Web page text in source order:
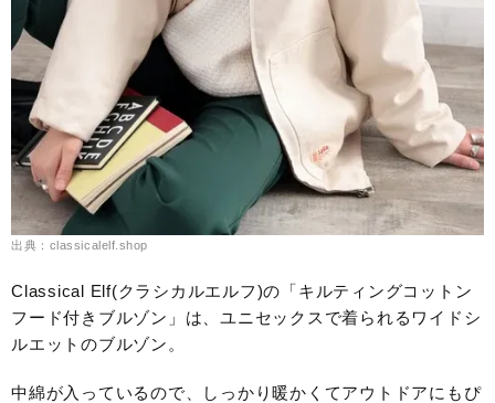
出典：classicalelf.shop
Classical Elf(クラシカルエルフ)の「キルティングコットン
フード付きブルゾン」は、ユニセックスで着られるワイドシ
ルエットのブルゾン。
中綿が入っているので、しっかり暖かくてアウトドアにもぴ